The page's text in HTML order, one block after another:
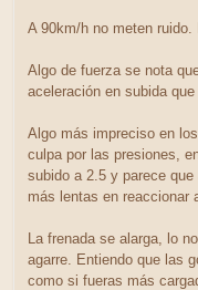
A 90km/h no meten ruido.
Algo de fuerza se nota
aceleración en subida
Algo más impreciso en
culpa por las presiones,
subido a 2.5 y parece
más lentas en reaccionar
La frenada se alarga, lo
agarre. Entiendo que las
como si fueras más